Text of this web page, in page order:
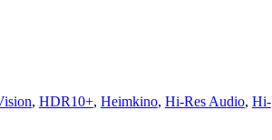
, HDR10+, Heimkino, Hi-Res Audio, Hi-